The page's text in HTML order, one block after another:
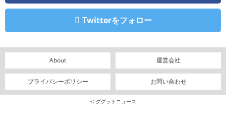
Twitterをフォロー
About 運営会社
プライバシーポリシー お問い合わせ
© ググットニュース